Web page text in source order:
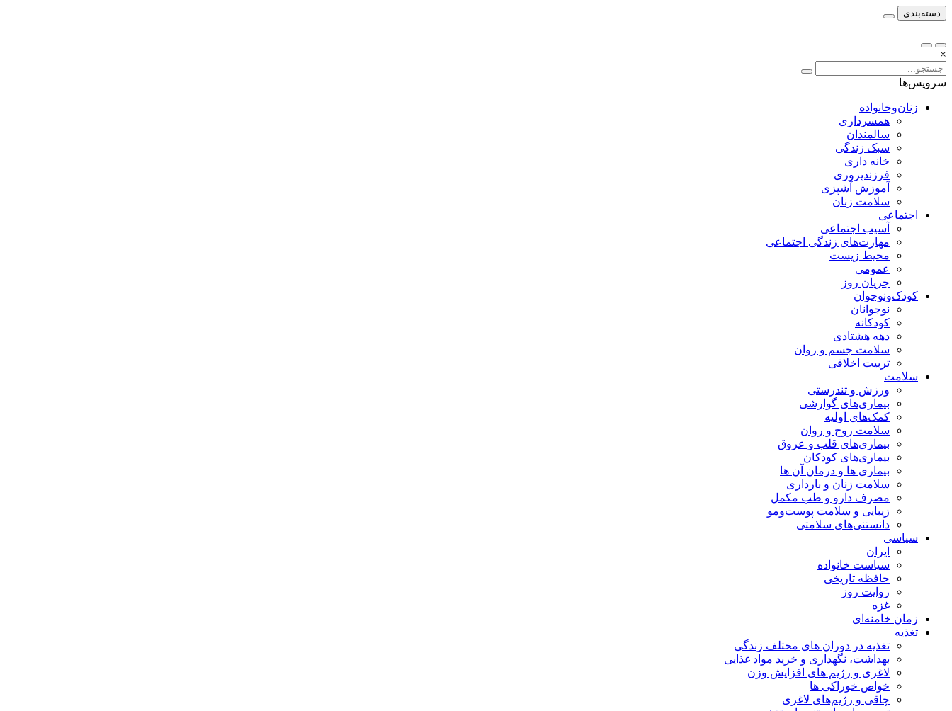
دسته‌بندی
×
سرویس‌ها
زنان‌وخانواده
همسرداری
سالمندان
سبک زندگی
خانه داری
فرزندپروری
آموزش آشپزی
سلامت زنان
اجتماعی
آسیب اجتماعی
مهارت‌های زندگی اجتماعی
محیط زیست
عمومی
جریان روز
کودک‌ونوجوان
نوجوانان
کودکانه
دهه هشتادی
سلامت جسم و روان
تربیت اخلاقی
سلامت
ورزش و تندرستی
بیماری‌های گوارشی
کمک‌های اولیه
سلامت روح و روان
بیماری‌های قلب و عروق
بیماری‌های کودکان
بیماری ها و درمان آن ها
سلامت زنان و بارداری
مصرف دارو و طب مکمل
زیبایی و سلامت پوست‌ومو
دانستنی‌های سلامتی
سیاسی
ایران
سیاست خانواده
حافظه تاریخی
روایت روز
غزه
زمان خامنه‌ای
تغذیه
تغذیه در دوران های مختلف زندگی
بهداشت، نگهداری و خرید مواد غذایی
لاغری و رژیم های افزایش وزن
خواص خوراكی ها
چاقی و رژیم‌های لاغری